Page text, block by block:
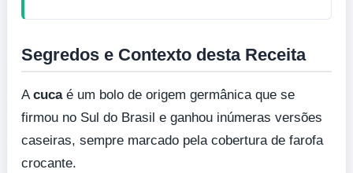
Segredos e Contexto desta Receita
Acucaé um bolo de origem germânica que se
firmou no Sul do Brasil e ganhou inúmeras versões
caseiras, sempre marcado pela cobertura de farofa
crocante.